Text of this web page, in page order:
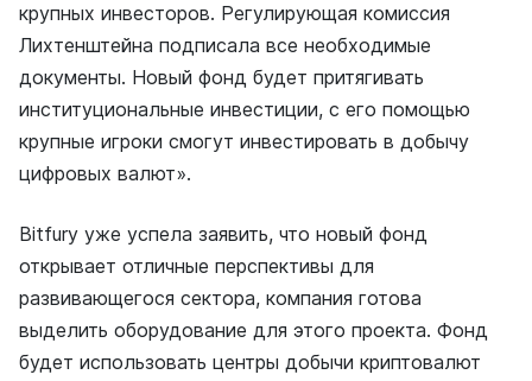
крупных инвесторов. Регулирующая комиссия
Лихтенштейна подписала все необходимые
документы. Новый фонд будет притягивать
институциональные инвестиции, с его помощью
крупные игроки смогут инвестировать в добычу
цифровых валют».
Bitfury уже успела заявить, что новый фонд
открывает отличные перспективы для
развивающегося сектора, компания готова
выделить оборудование для этого проекта. Фонд
будет использовать центры добычи криптовалют